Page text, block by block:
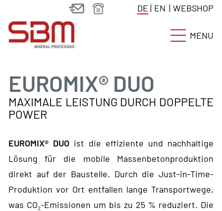
DE | EN | WEBSHOP
MENU
EUROMIX® DUO
MAXIMALE LEISTUNG DURCH DOPPELTE
POWER
EUROMIX® DUOist die effiziente und nachhaltige
Lösung für die mobile Massenbetonproduktion
direkt auf der Baustelle. Durch die Just-in-Time-
Produktion vor Ort entfallen lange Transportwege,
was CO₂-Emissionen um bis zu 25 % reduziert. Die